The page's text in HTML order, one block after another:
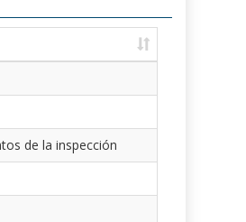
de la inspección